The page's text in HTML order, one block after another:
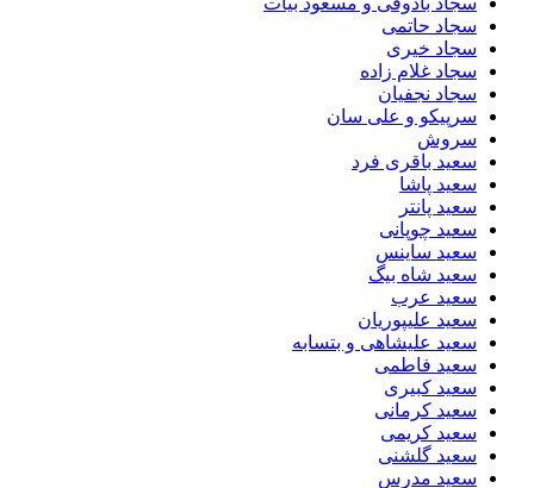
سجاد حاتمی
سجاد خیری
سجاد غلام زاده
سجاد نجفیان
سرپیکو و علی سان
سروش
سعید باقری فرد
سعید پاشا
سعید پانتر
سعید چوپانی
سعید ساینس
سعید شاه بیگ
سعید عرب
سعید علیپوریان
سعید علیشاهی و بتسابه
سعید فاطمی
سعید کبیری
سعید کرمانی
سعید کریمی
سعید گلشنی
سعید مدرس